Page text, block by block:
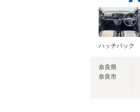
ハッチバック
奈良県
奈良市